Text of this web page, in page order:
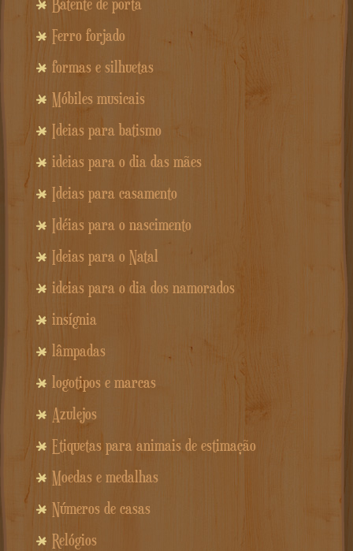
Batente de porta
Ferro forjado
formas e silhuetas
Móbiles musicais
Ideias para batismo
ideias para o dia das mães
Ideias para casamento
Idéias para o nascimento
Ideias para o Natal
ideias para o dia dos namorados
insígnia
lâmpadas
logotipos e marcas
Azulejos
Etiquetas para animais de estimação
Moedas e medalhas
Números de casas
Relógios